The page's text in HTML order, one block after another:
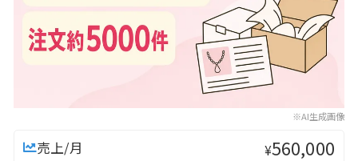
※AI生成画像
売上/月 ¥560,000